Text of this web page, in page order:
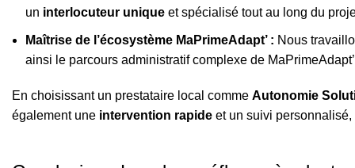
un interlocuteur unique et spécialisé tout au long du
Maîtrise de l’écosystème MaPrimeAdapt’ : Nous
ainsi le parcours administratif complexe de
En choisissant un prestataire local comme Autonomie
également une intervention rapide et un suivi